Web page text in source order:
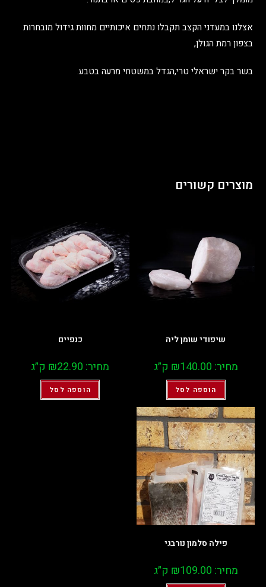
אצלנו במעדני הקצב תקבלו נתחים איכותיים מחוות גידול מובחרות
בצפון רמת הגולן,
בשר בקר ישראלי טרי,הגדל במשטחי מרעה בטבע.
מוצרים קשורים
שיפודי שומן ליה
מחיר: ₪140.00 ק״ג
הוספה לסל
כנפיים
מחיר: ₪22.90 ק״ג
הוספה לסל
פילה סלמון נורבגי
מחיר: ₪109.00 ק״ג